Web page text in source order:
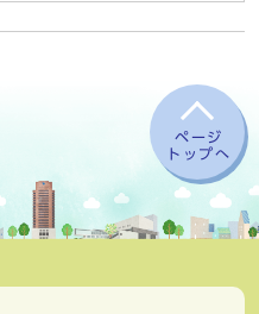
ページ
トップへ